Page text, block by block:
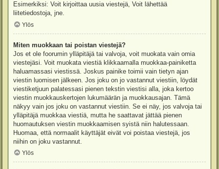
Esimerkiksi: Voit kirjoittaa uusia viestejä, Voit lähettää
liitetiedostoja, jne.
Ylös
Miten muokkaan tai poistan viestejä?
Jos et ole foorumin ylläpitäjä tai valvoja, voit muokata vain omia
viestejäsi. Voit muokata viestiä klikkaamalla muokkaa-painiketta
haluamassasi viestissä. Joskus painike toimii vain tietyn ajan
viestin luomisen jälkeen. Jos joku on jo vastannut viestiin, löydät
viestiketjuun palatessasi pienen tekstin viestisi alla, joka kertoo
viestin muokkauskertojen lukumäärän ja muokkausajan. Tämä
näkyy vain jos joku on vastannut viestiin. Se ei näy, jos valvoja tai
ylläpitäjä muokkaa viestiä, mutta he saattavat jättää pienen
huomautuksen viestin muokkaamisen syistä niin halutessaan.
Huomaa, että normaalit käyttäjät eivät voi poistaa viestejä, jos
niihin on joku vastannut.
Ylös